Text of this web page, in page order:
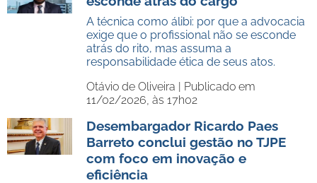
A técnica como álibi: por que a advocacia
exige que o profissional não se esconde
atrás do rito, mas assuma a
responsabilidade ética de seus atos.
Otávio de Oliveira | Publicado em
11/02/2026, às 17h02
Desembargador Ricardo Paes
Barreto conclui gestão no TJPE
com foco em inovação e
eficiência